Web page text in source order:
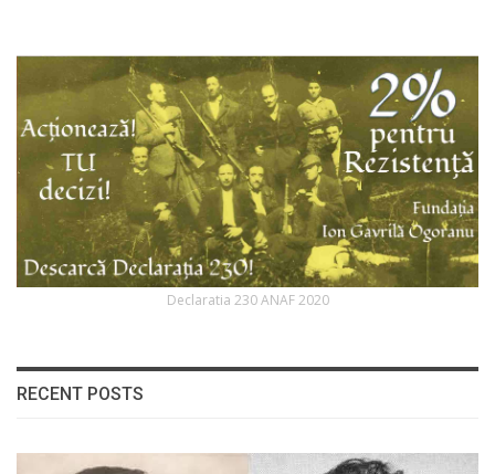
Declaratia 230 ANAF 2020
RECENT POSTS